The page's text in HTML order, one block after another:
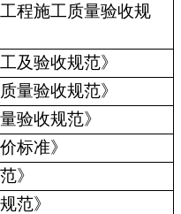
程施工质量验收规
及验收规范》
量验收规范》
验收规范》
标准》
》
范》